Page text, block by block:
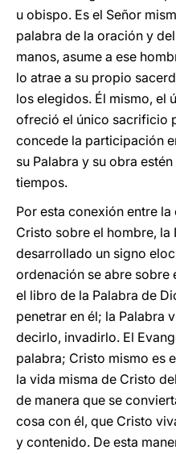
u obispo. Es el Señor
palabra de la oración y
manos, asume a ese
lo atrae a su propio
los elegidos. Él mismo, el
ofreció el único sacrificio
concede la participación
su Palabra y su obra
tiempos.
Por esta conexión entre
Cristo sobre el hombre, la
desarrollado un signo
ordenación se abre sobre
el libro de la Palabra de
penetrar en él; la Palabra
decirlo, invadirlo. El
palabra; Cristo mismo es
la vida misma de Cristo
de manera que se
cosa con él, que Cristo
y contenido. De esta